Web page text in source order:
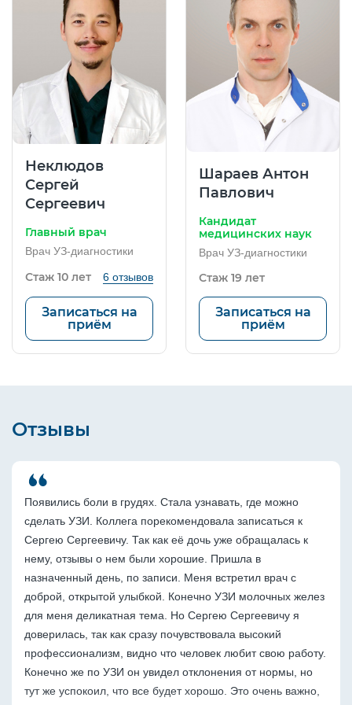
Неклюдов
Сергей
Сергеевич
Главный врач
Врач УЗ-диагностики
Стаж 10 лет 6 отзывов
Записаться на
приём
Шараев Антон
Павлович
Кандидат
медицинских наук
Врач УЗ-диагностики
Стаж 19 лет
Записаться на
приём
Отзывы
Появились боли в грудях. Стала узнавать, где можно
сделать УЗИ. Коллега порекомендовала записаться к
Сергею Сергеевичу. Так как её дочь уже обращалась к
нему, отзывы о нем были хорошие. Пришла в
назначенный день, по записи. Меня встретил врач с
доброй, открытой улыбкой. Конечно УЗИ молочных желез
для меня деликатная тема. Но Сергею Сергеевичу я
доверилась, так как сразу почувствовала высокий
профессионализм, видно что человек любит свою работу.
Конечно же по УЗИ он увидел отклонения от нормы, но
тут же успокоил, что все будет хорошо. Это очень важно,